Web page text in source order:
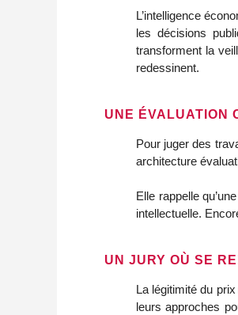
L’intelligence
les décisions
transforment la
redessinent.
UNE ÉVALUATION
Pour juger des
architecture
Elle rappelle
intellectuelle.
UN JURY OÙ SE
La légitimité du
leurs approches